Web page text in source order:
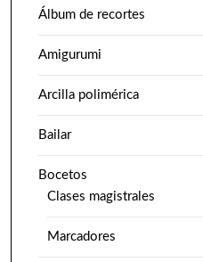
Álbum de recortes
Amigurumi
Arcilla polimérica
Bailar
Bocetos
Clases magistrales
Marcadores